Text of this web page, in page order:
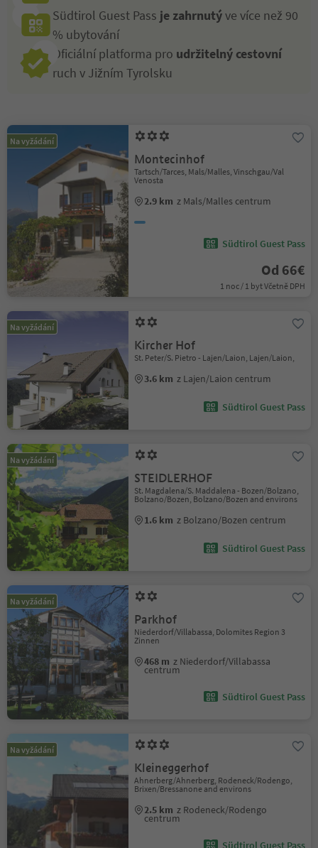
Südtirol Guest Pass je zahrnutýve více než 90
% ubytování
Oficiální platforma pro udržitelný cestovní
ruch v Jižním Tyrolsku
Na vyžádání
Montecinhof
Tartsch/Tarces, Mals/Malles, Vinschgau/Val
Venosta
2.9 km z Mals/Malles centrum
Südtirol Guest Pass
Od 66€
1 noc / 1 byt Včetně DPH
Na vyžádání
Kircher Hof
St. Peter/S. Pietro - Lajen/Laion, Lajen/Laion,
3.6 km z Lajen/Laion centrum
Südtirol Guest Pass
Na vyžádání
STEIDLERHOF
St. Magdalena/S. Maddalena - Bozen/Bolzano,
Bolzano/Bozen, Bolzano/Bozen and environs
1.6 km z Bolzano/Bozen centrum
Südtirol Guest Pass
Na vyžádání
Parkhof
Niederdorf/Villabassa, Dolomites Region 3
Zinnen
468 m z Niederdorf/Villabassa
centrum
Südtirol Guest Pass
Na vyžádání
Kleineggerhof
Ahnerberg/Ahnerberg, Rodeneck/Rodengo,
Brixen/Bressanone and environs
2.5 km z Rodeneck/Rodengo
centrum
Südtirol Guest Pass